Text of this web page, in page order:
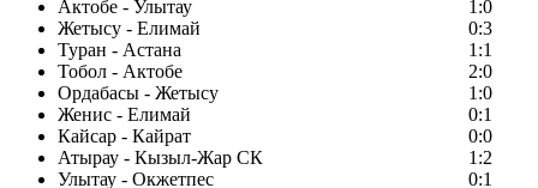
Актобе - Улытау
1:0
Жетысу - Елимай
0:3
Туран - Астана
1:1
Тобол - Актобе
2:0
Ордабасы - Жетысу
1:0
Женис - Елимай
0:1
Кайсар - Кайрат
0:0
Атырау - Кызыл-Жар СК
1:2
Улытау - Окжетпес
0:1